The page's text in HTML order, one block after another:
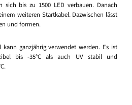
sich bis zu 1500 LED verbauen. Danach
weiteren Startkabel. Dazwischen lässt
und formen.
kann ganzjährig verwendet werden. Es ist
bis -35°C als auch UV stabil und